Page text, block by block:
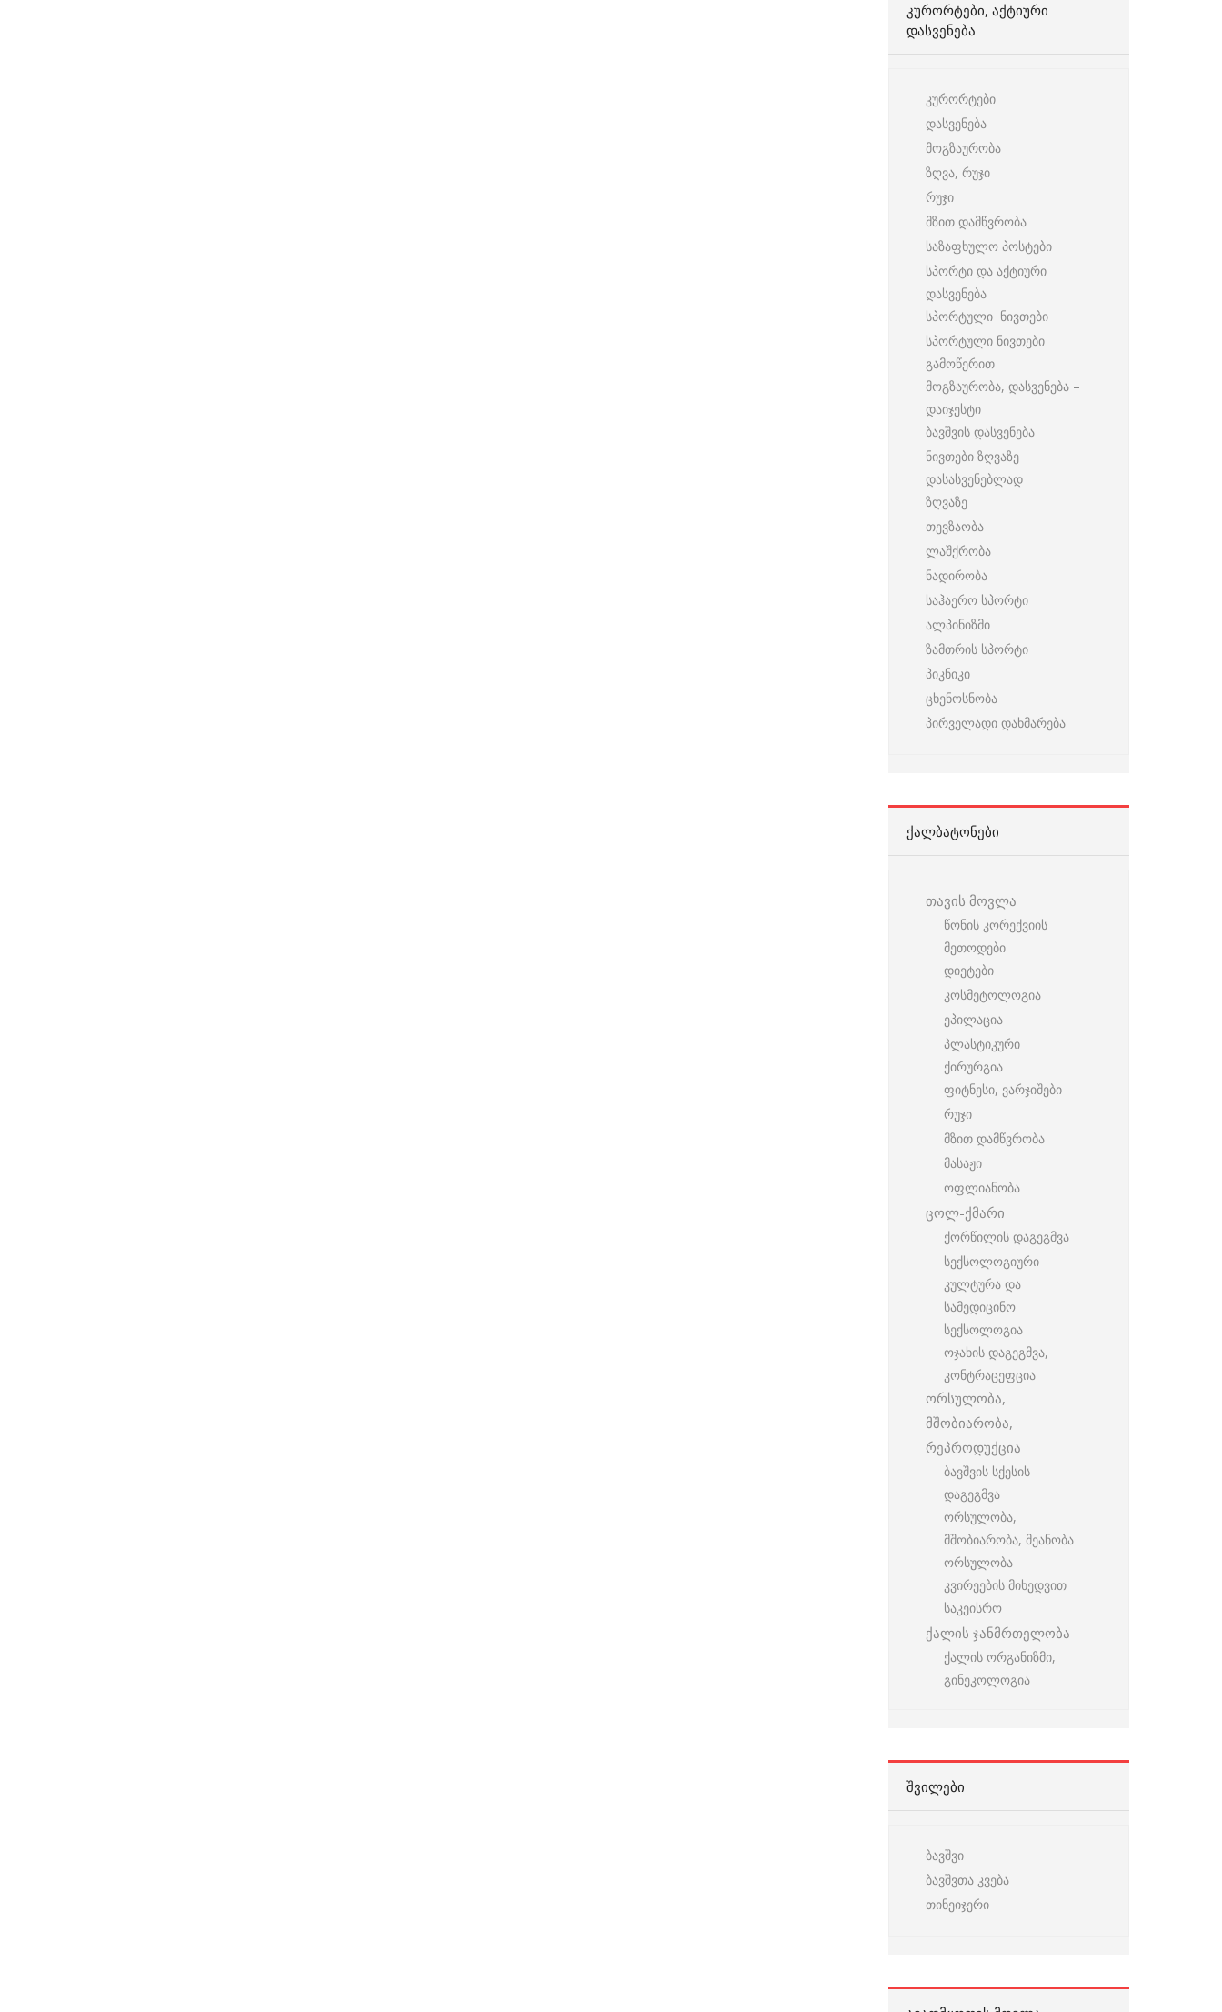
ᲙᲣᲠᲝᲠᲢᲔᲑᲘ, ᲐᲥᲢᲘᲣᲠᲘ
ᲓᲐᲡᲕᲔᲜᲔᲑᲐ
კურორტები
დასვენება
მოგზაურობა
ზღვა, რუჯი
რუჯი
მზით დამწვრობა
საზაფხულო პოსტები
სპორტი და აქტიური
დასვენება
სპორტული ნივთები
სპორტული ნივთები
გამოწერით
მოგზაურობა, დასვენება –
დაიჯესტი
ბავშვის დასვენება
ნივთები ზღვაზე
დასასვენებლად
ზღვაზე
თევზაობა
ლაშქრობა
ნადირობა
საჰაერო სპორტი
ალპინიზმი
ზამთრის სპორტი
პიკნიკი
ცხენოსნობა
პირველადი დახმარება
ᲥᲐᲚᲑᲐᲢᲝᲜᲔᲑᲘ
თავის მოვლა
წონის კორექვიის
მეთოდები
დიეტები
კოსმეტოლოგია
ეპილაცია
პლასტიკური
ქირურგია
ფიტნესი, ვარჯიშები
რუჯი
მზით დამწვრობა
მასაჟი
ოფლიანობა
ცოლ-ქმარი
ქორწილის დაგეგმვა
სექსოლოგიური
კულტურა და
სამედიცინო
სექსოლოგია
ოჯახის დაგეგმვა,
კონტრაცეფცია
ორსულობა,
მშობიარობა,
რეპროდუქცია
ბავშვის სქესის
დაგეგმვა
ორსულობა,
მშობიარობა, მეანობა
ორსულობა
კვირეების მიხედვით
საკეისრო
ქალის ჯანმრთელობა
ქალის ორგანიზმი,
გინეკოლოგია
ᲨᲕᲘᲚᲔᲑᲘ
ბავშვი
ბავშვთა კვება
თინეიჯერი